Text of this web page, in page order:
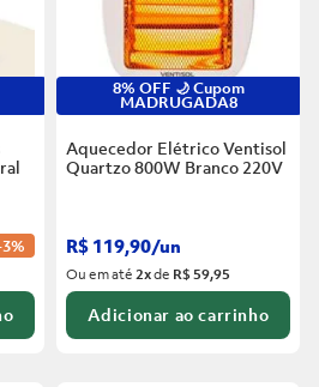
3%
8% OFF 🌙 Cupom
MADRUGADA8
Aquecedor Elétrico Ventisol
Quartzo 800W Branco 220V
R$ 119,90/un
Ou em até2xde R$ 59,95
Adicionar ao carrinho